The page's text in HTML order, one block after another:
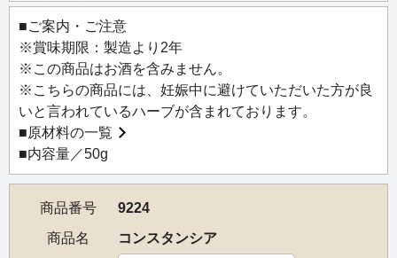
CONSTANTIA（コンスタンシア）があります。
その雄大な自然に囲まれた環境で育まれる、良質な白ワイ
ンをイメージして作りました。
甘くフルーティーな白ぶどうの香りをのせたグリーンルイ
ボスベースに、レモンマートルをブレンドした爽やかなフ
レーバードルイボスです。
■ご案内・ご注意
※賞味期限：製造より2年
※この商品はお酒を含みません。
※こちらの商品には、妊娠中に避けていただいた方が良
いと言われているハーブが含まれております。
■原材料の一覧
■内容量／50g
商品番号
9224
商品名
コンスタンシア